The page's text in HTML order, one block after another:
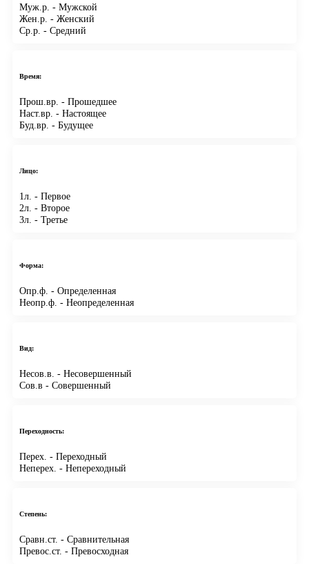
Муж.р. - Мужской
Жен.р. - Женский
Ср.р. - Средний
Время:
Прош.вр. - Прошедшее
Наст.вр. - Настоящее
Буд.вр. - Будущее
Лицо:
1л. - Первое
2л. - Второе
3л. - Третье
Форма:
Опр.ф. - Определенная
Неопр.ф. - Неопределенная
Вид:
Несов.в. - Несовершенный
Сов.в - Совершенный
Переходность:
Перех. - Переходный
Неперех. - Непереходный
Степень:
Сравн.ст. - Сравнительная
Превос.ст. - Превосходная